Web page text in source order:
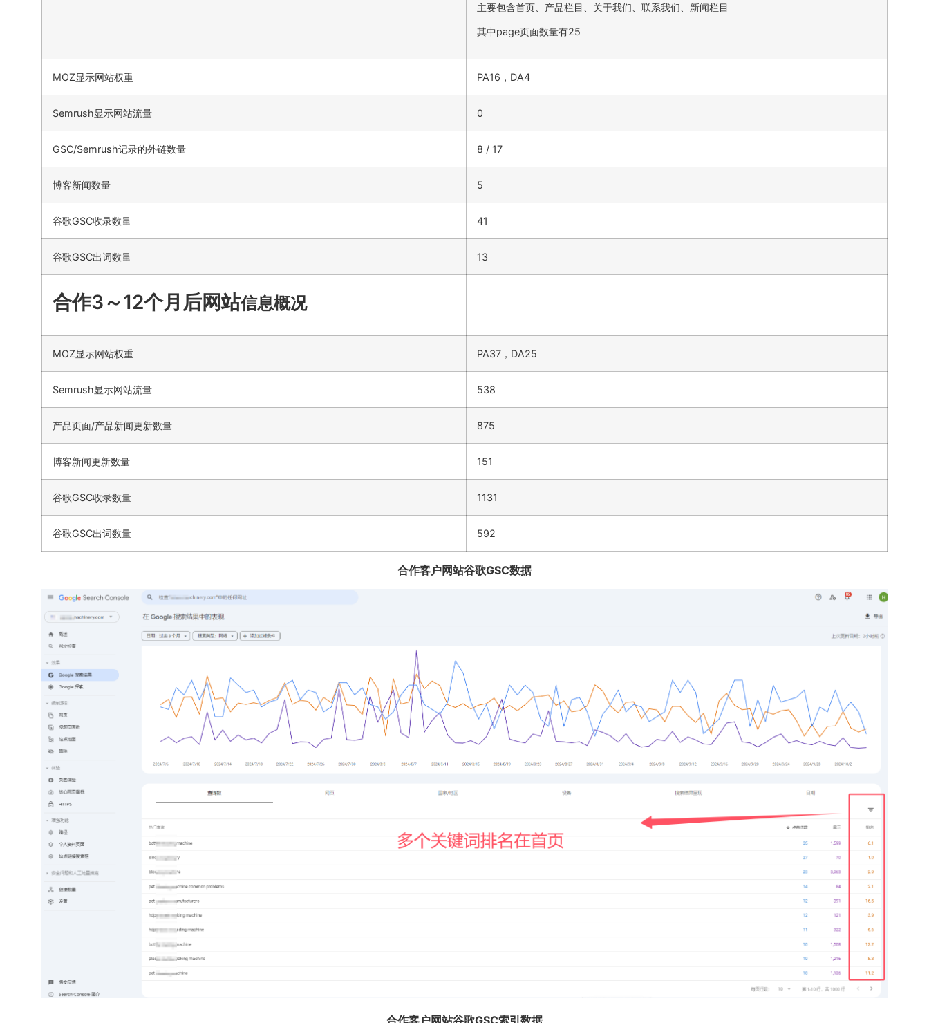
主要包含首页、产品栏目、关于我们、联系我们、新闻栏目
其中page页面数量有25
MOZ显示网站权重 PA16，DA4
Semrush显示网站流量 0
GSC/Semrush记录的外链数量 8 / 17
博客新闻数量 5
谷歌GSC收录数量 41
谷歌GSC出词数量 13
合作3～12个月后网站信息概况
MOZ显示网站权重 PA37，DA25
Semrush显示网站流量 538
产品页面/产品新闻更新数量 875
博客新闻更新数量 151
谷歌GSC收录数量 1131
谷歌GSC出词数量 592
合作客户网站谷歌GSC数据